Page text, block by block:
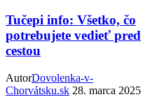
Tučepi info: Všetko, čo
potrebujete vedieť pred
cestou
AutorDovolenka-v-
Chorvátsku.sk 28. marca 2025